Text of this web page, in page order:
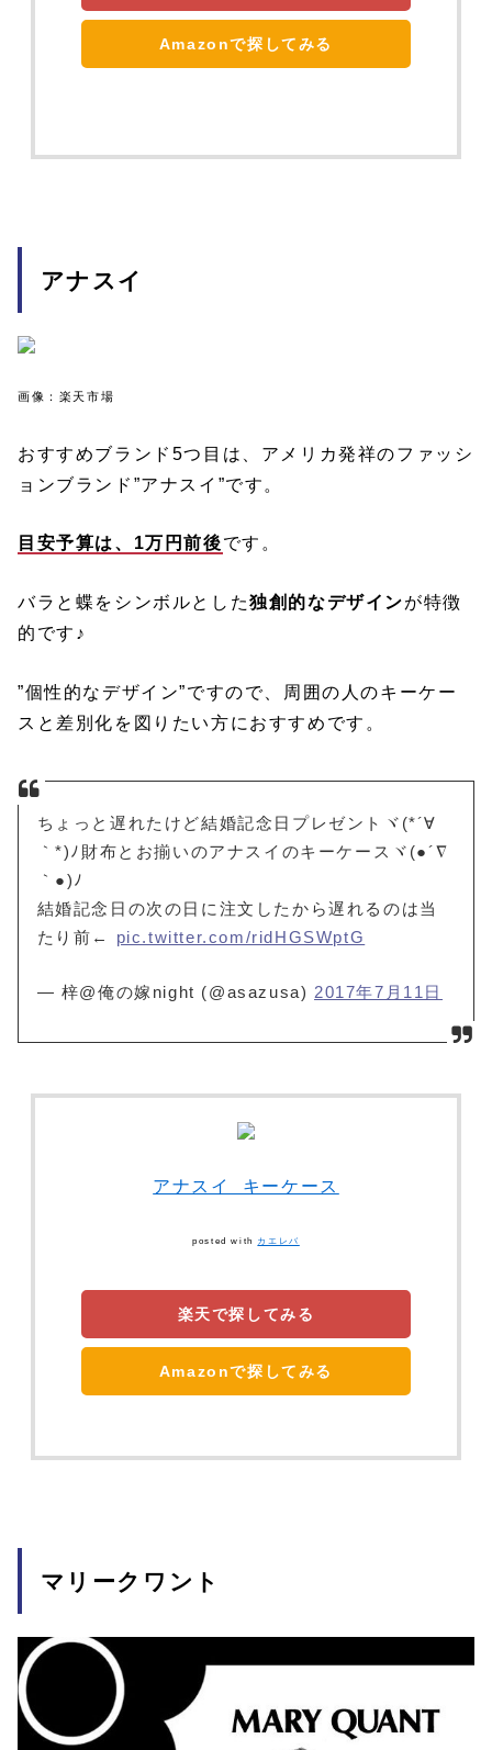
Amazonで探してみる
アナスイ
画像：楽天市場
おすすめブランド5つ目は、アメリカ発祥のファッシ
ョンブランド”アナスイ”です。
目安予算は、1万円前後です。
バラと蝶をシンボルとした独創的なデザインが特徴
的です♪
”個性的なデザイン”ですので、周囲の人のキーケー
スと差別化を図りたい方におすすめです。
ちょっと遅れたけど結婚記念日プレゼントヾ(*´∀
｀*)ﾉ財布とお揃いのアナスイのキーケースヾ(●´∇
｀●)ﾉ
結婚記念日の次の日に注文したから遅れるのは当
たり前← pic.twitter.com/ridHGSWptG
— 梓@俺の嫁night (@asazusa) 2017年7月11日
アナスイ キーケース
posted with カエレバ
楽天で探してみる
Amazonで探してみる
マリークワント